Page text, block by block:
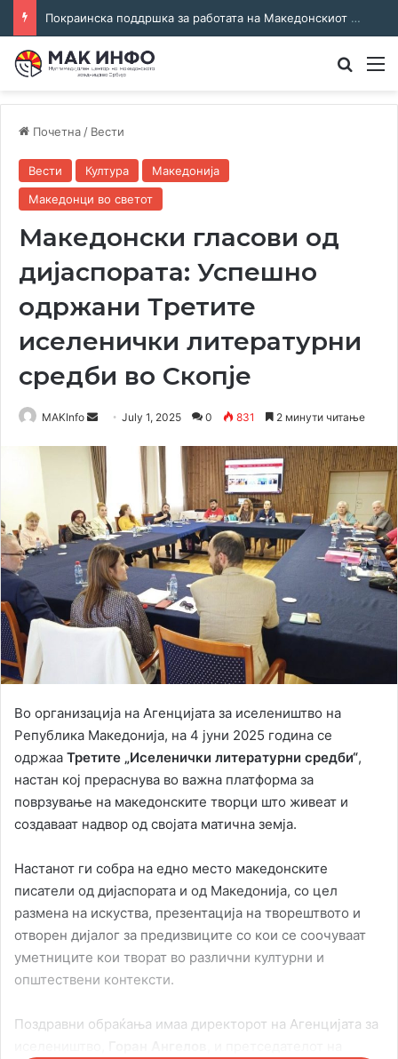
Покраинска поддршка за работата на Македонскиот национален совет: потпишан договор за суфинансирање на активностите
Почетна / Вести
Вести Култура
Македонија
Македонци во светот
Македонски гласови од
дијаспората: Успешно
одржани Третите
иселенички литературни
средби во Скопје
MAKInfo
Send
email
July 1, 2025 0 831 2 минути читање
Во организација на Агенцијата за иселеништво на
Република Македонија, на 4 јуни 2025 година се
одржаа Третите „Иселенички литературни средби“,
настан кој прераснува во важна платформа за
поврзување на македонските творци што живеат и
создаваат надвор од својата матична земја.
Настанот ги собра на едно место македонските
писатели од дијаспората и од Македонија, со цел
размена на искуства, презентација на творештвото и
отворен дијалог за предизвиците со кои се соочуваат
уметниците кои творат во различни културни и
општествени контексти.
Поздравни обраќања имаа директорот на Агенцијата за